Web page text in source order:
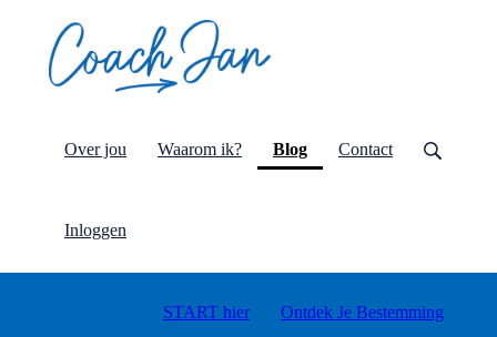
Over jou Waarom ik? Blog(current)
Contact
Inloggen
START hier Ontdek Je Bestemming